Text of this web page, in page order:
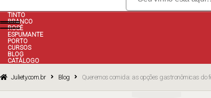
por:
TINTO
BRANCO
ROSÉ
ESPUMANTE
PORTO
CURSOS
BLOG
CATÁLOGO
Juliety.com.br Blog Queremos comida: as opções gastronômicas